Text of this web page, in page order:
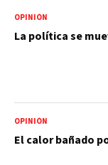
OPINIÓN
La política se
OPINIÓN
El calor bañado